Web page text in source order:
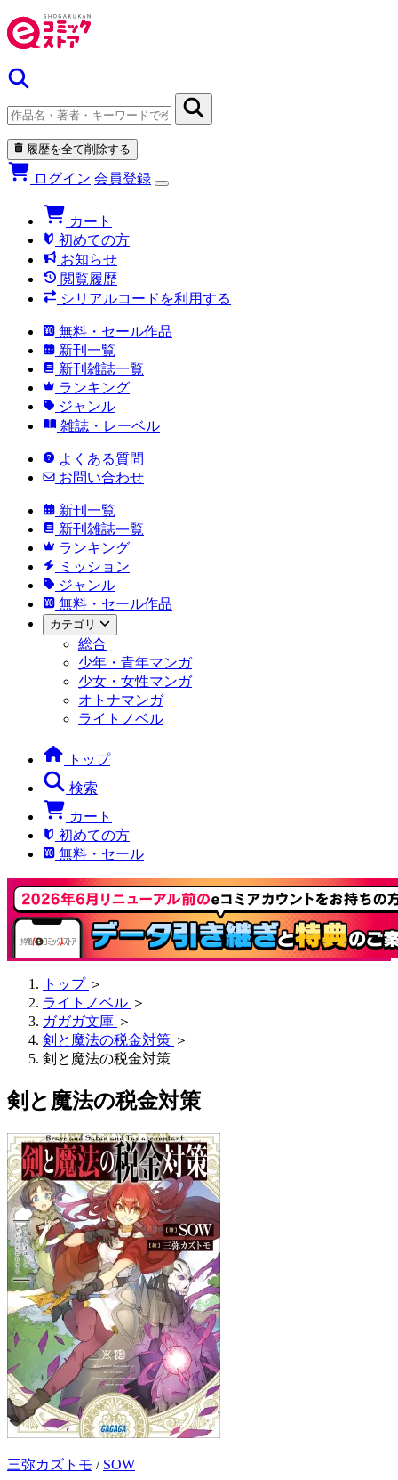
履歴を全て削除する
ログイン 会員登録
カート
初めての方
お知らせ
閲覧履歴
シリアルコードを利用する
無料・セール作品
新刊一覧
新刊雑誌一覧
ランキング
ジャンル
雑誌・レーベル
よくある質問
お問い合わせ
新刊一覧
新刊雑誌一覧
ランキング
ミッション
ジャンル
無料・セール作品
カテゴリ
総合
少年・青年マンガ
少女・女性マンガ
オトナマンガ
ライトノベル
トップ
検索
カート
初めての方
無料・セール
トップ ＞
ライトノベル ＞
ガガガ文庫 ＞
剣と魔法の税金対策 ＞
剣と魔法の税金対策
剣と魔法の税金対策
三弥カズトモ / SOW